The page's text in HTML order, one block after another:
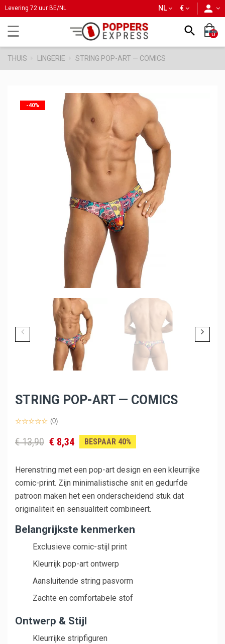
Levering 72 uur BE/NL €
NL
Toggle
navigation
☰  0
THUIS LINGERIE STRING POP-ART — COMICS
-40%
STRING POP-ART — COMICS
(0)
€ 13,90 € 8,34 BESPAAR 40%
Herenstring met een pop-art design en een kleurrijke
comic-print. Zijn minimalistische snit en gedurfde
patroon maken het een onderscheidend stuk dat
originaliteit en sensualiteit combineert.
Belangrijkste kenmerken
Exclusieve comic-stijl print
Kleurrijk pop-art ontwerp
Aansluitende string pasvorm
Zachte en comfortabele stof
Ontwerp & Stijl
Kleurrijke stripfiguren